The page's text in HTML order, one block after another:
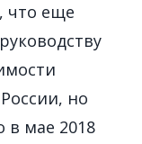
что еще
но
в мае 2018